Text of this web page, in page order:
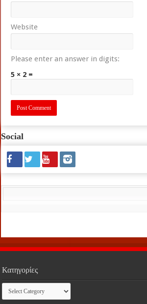
Website
Please enter an answer in digits:
5 × 2 =
Social
Κατηγορίες
Κατηγορίες